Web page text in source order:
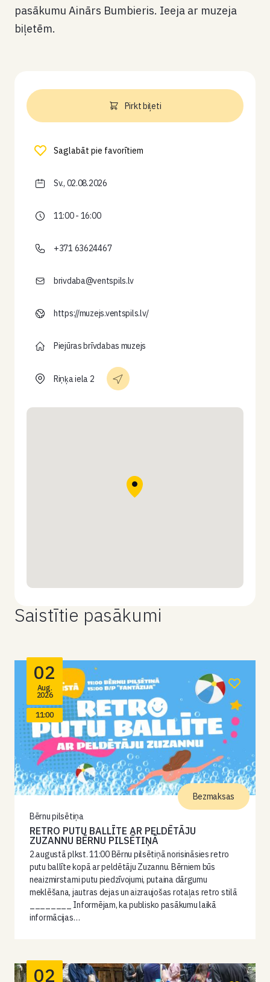
pasākumu Ainārs Bumbieris. Ieeja ar muzeja
biļetēm.
Pirkt biļeti
Saglabāt pie favorītiem
Sv., 02.08.2026
11:00 - 16:00
+371 63624467
brivdaba@ventspils.lv
https://muzejs.ventspils.lv/
Piejūras brīvdabas muzejs
Riņķa iela 2
Saistītie pasākumi
02
Aug.
2026
11:00
Bērnu pilsētiņa
RETRO PUTU BALLĪTE AR PELDĒTĀJU
ZUZANNU BĒRNU PILSĒTIŅĀ
2.augustā plkst. 11:00 Bērnu pilsētiņā norisināsies retro
putu ballīte kopā ar peldētāju Zuzannu. Bērniem būs
neaizmirstami putu piedzīvojumi, putaina dārgumu
meklēšana, jautras dejas un aizraujošas rotaļas retro stilā
________ Informējam, ka publisko pasākumu laikā
informācijas…
Bezmaksas
02